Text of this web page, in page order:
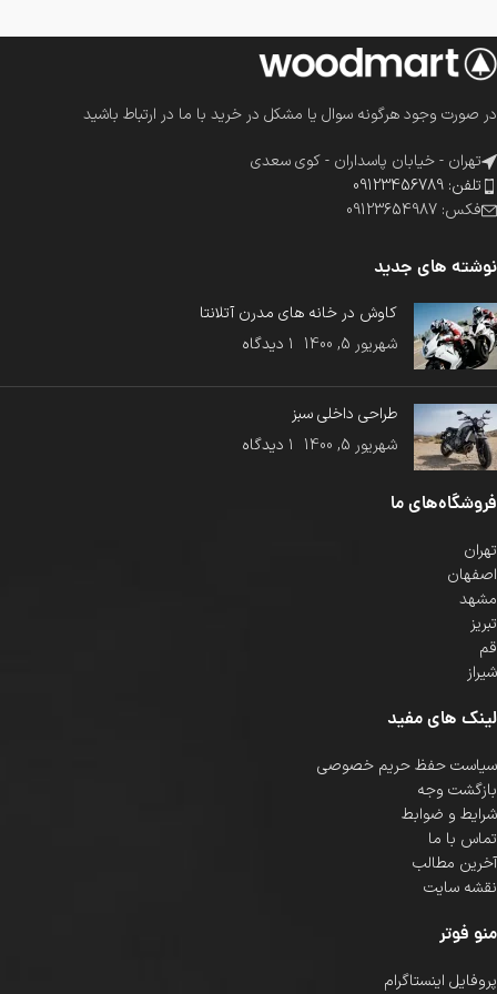
در صورت وجود هرگونه سوال یا مشکل در خرید با ما در ارتباط باشید
تهران - خیابان پاسداران - کوی سعدی
تلفن: 09123456789
فکس: 09123654987
نوشته های جدید
کاوش در خانه های مدرن آتلانتا
شهریور 5, 1400
۱ دیدگاه
طراحی داخلی سبز
شهریور 5, 1400
۱ دیدگاه
فروشگاه‌های ما
تهران
اصفهان
مشهد
تبریز
قم
شیراز
لینک های مفید
سیاست حفظ حریم خصوصی
بازگشت وجه
شرایط و ضوابط
تماس با ما
آخرین مطالب
نقشه سایت
منو فوتر
پروفایل اینستاگرام